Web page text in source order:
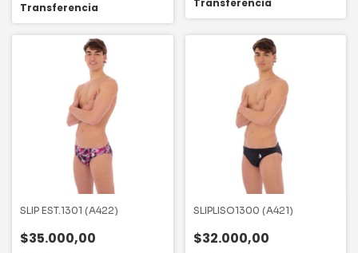
Transferencia
Transferencia
SLIP EST.1301 (A422)
$35.000,00
SLIPLISO1300 (A421)
$32.000,00